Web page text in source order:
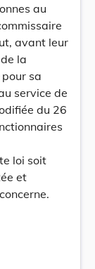
au
avant leur
la
sa
service de
du 26
loi soit
et